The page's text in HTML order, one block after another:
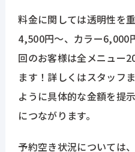
料金に関しては透明性を
4,500円〜、カラー6,000
回のお客様は全メニュー
ます！詳しくはスタッフ
ように具体的な金額を提
につながります。
予約空き状況については